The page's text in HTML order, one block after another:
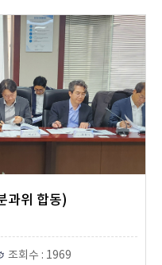
과위 합동)
조회수 : 1969